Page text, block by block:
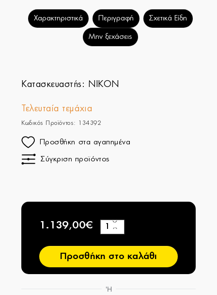
Χαρακτηριστικά Περιγραφή Σχετικά Είδη
Μην ξεχάσεις
Κατασκευαστής: NIKON
Τελευταία τεμάχια
Κωδικός Προϊόντος: 134392
Προσθήκη στα αγαπημένα
Σύγκριση προϊόντος
1.139,00€
−
+
Προσθήκη στο καλάθι